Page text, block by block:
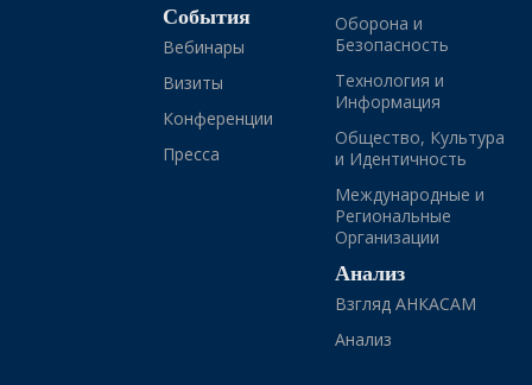
События
Вебинары
Визиты
Конференции
Пресса
Оборона и
Безопасность
Технология и
Информация
Общество, Культура
и Идентичность
Международные и
Региональные
Организации
Анализ
Взгляд АНКАСАМ
Анализ